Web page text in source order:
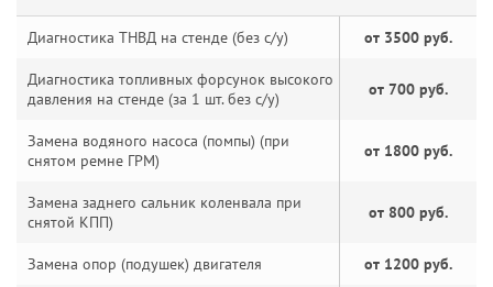
Диагностика ТНВД на стенде (без с/у) от 3500 руб.
Диагностика топливных форсунок высокого
давления на стенде (за 1 шт. без с/у)
от 700 руб.
Замена водяного насоса (помпы) (при
снятом ремне ГРМ)
от 1800 руб.
Замена заднего сальник коленвала при
снятой КПП)
от 800 руб.
Замена опор (подушек) двигателя от 1200 руб.